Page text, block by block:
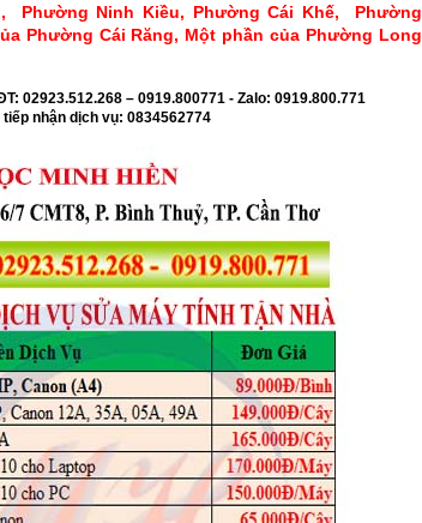
Phường Ninh Kiều, Phường Cái Khế, Phường
Phường Cái Răng, Một phần của Phường Long
02923.512.268 – 0919.800771 - Zalo: 0919.800.771
nhận dịch vụ: 0834562774